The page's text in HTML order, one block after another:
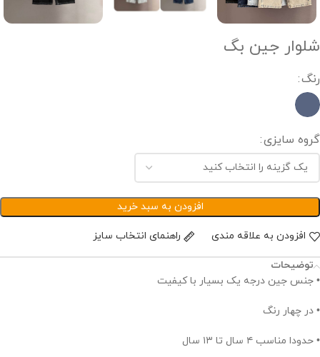
شلوار جین بگ
رنگ
گروه سایزی
افزودن به سبد خرید
افزودن به علاقه مندی راهنمای انتخاب سایز
توضیحات
• جنس جین درجه یک بسیار با کیفیت
• در چهار رنگ
• حدودا مناسب ۴ سال تا ۱۳ سال